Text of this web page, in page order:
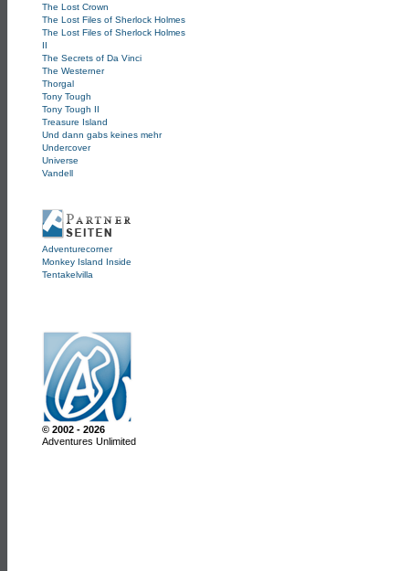
The Lost Crown
The Lost Files of Sherlock Holmes
The Lost Files of Sherlock Holmes
II
The Secrets of Da Vinci
The Westerner
Thorgal
Tony Tough
Tony Tough II
Treasure Island
Und dann gabs keines mehr
Undercover
Universe
Vandell
Adventurecorner
Monkey Island Inside
Tentakelvilla
© 2002 - 2026
Adventures Unlimited